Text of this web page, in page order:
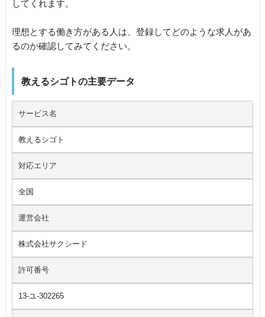
してくれます。
理想とする働き方がある人は、登録してどのような求人があ
るのか確認してみてください。
教えるシゴトの主要データ
サービス名
教えるシゴト
対応エリア
全国
運営会社
株式会社サクシード
許可番号
13-ユ-302265